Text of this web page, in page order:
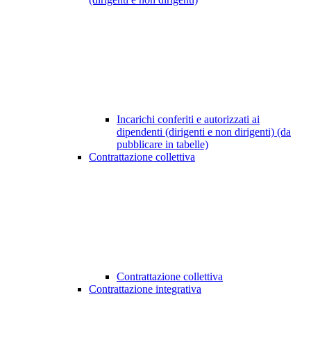
Incarichi conferiti e autorizzati ai
dipendenti (dirigenti e non dirigenti) (da
pubblicare in tabelle)
Contrattazione collettiva
Contrattazione collettiva
Contrattazione integrativa